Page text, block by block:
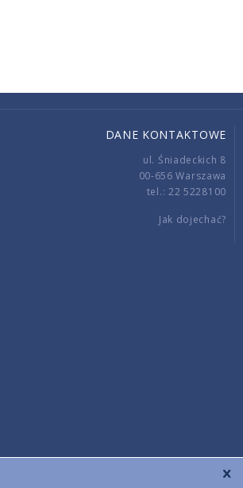
DANE KONTAKTOWE
ul. Śniadeckich 8
00-656 Warszawa
tel.: 22 5228100
Jak dojechać?